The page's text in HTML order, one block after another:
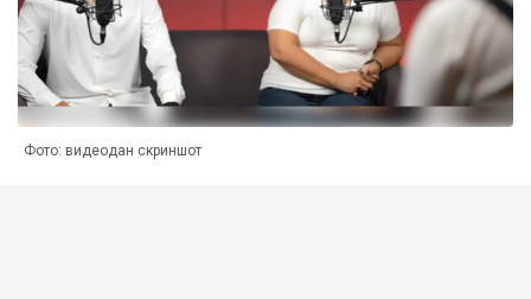
Фото: видеодан скриншот